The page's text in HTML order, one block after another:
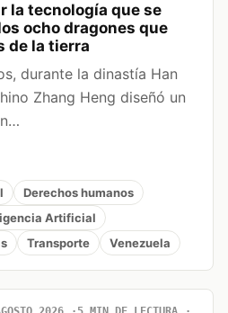
la tecnología que se
ocho dragones que
de la tierra
durante la dinastía Han
Zhang Heng diseñó un
Derechos humanos
Artificial
Transporte Venezuela